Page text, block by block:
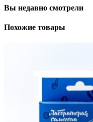
Вы недавно смотрели
Похожие товары